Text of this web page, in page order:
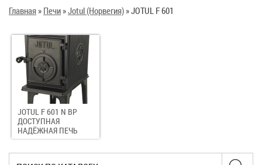
Главная» Печи»Jotul (Норвегия)»JOTUL F 601
JOTUL F 601 N BP
ДОСТУПНАЯ
НАДЁЖНАЯ ПЕЧЬ